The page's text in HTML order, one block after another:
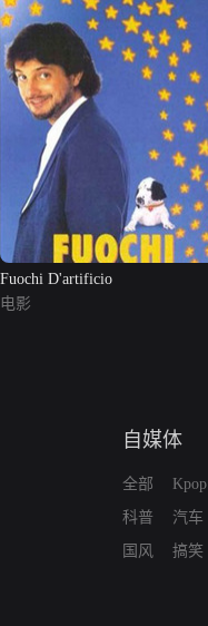
Fuochi D'artificio
电影
自媒体
全部
科普
国风
Kpop
汽车
搞笑